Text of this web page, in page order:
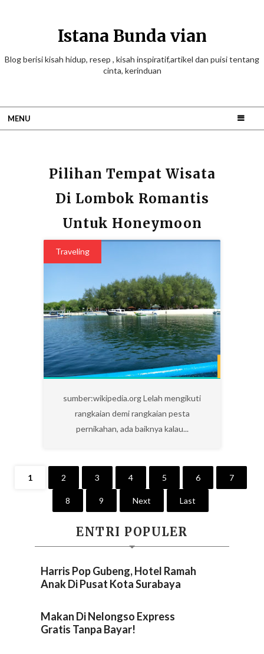
Istana Bunda vian
Blog berisi kisah hidup, resep , kisah inspiratif,artikel dan puisi tentang
cinta, kerinduan
MENU
Pilihan Tempat Wisata
Di Lombok Romantis
Untuk Honeymoon
sumber:wikipedia.org Lelah mengikuti
rangkaian demi rangkaian pesta
pernikahan, ada baiknya kalau...
Traveling
1 2 3 4 5 6 7
8 9 Next Last
ENTRI POPULER
Harris Pop Gubeng, Hotel Ramah
Anak Di Pusat Kota Surabaya
Makan Di Nelongso Express
Gratis Tanpa Bayar!